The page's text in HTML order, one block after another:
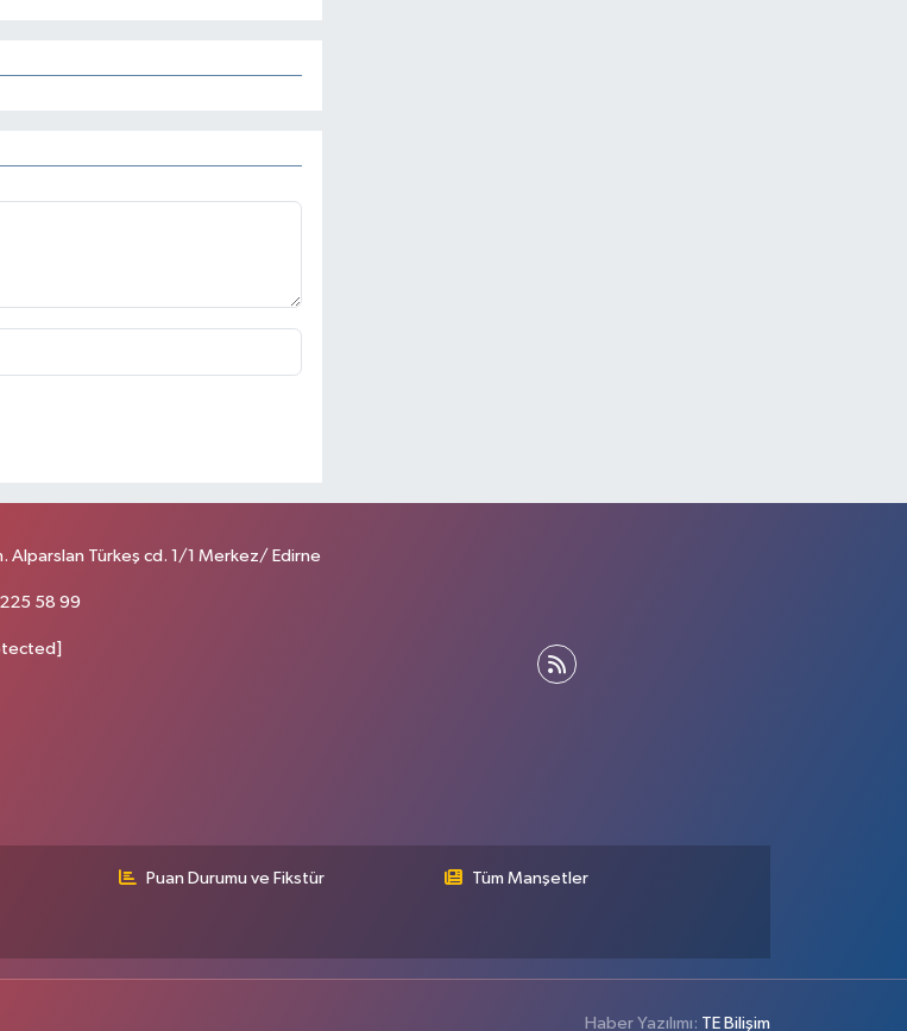
Alparslan Türkeş cd. 1/1 Merkez/ Edirne
58 99
Puan Durumu ve Fikstür Tüm Manşetler
Haber Yazılımı: TE Bilişim